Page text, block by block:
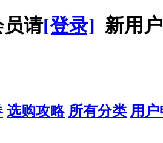
请[登录] 新用
选购攻略 所有分类 用